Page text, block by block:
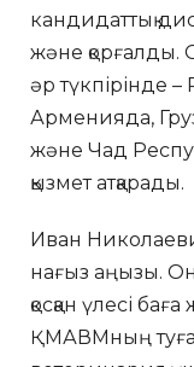
кандидаттық
және
әр түкпірінде –
Арменияда,
және Чад
қызмет атқарады.
Иван
нағыз аңызы.
қосқан үлесі
ҚМАВМның